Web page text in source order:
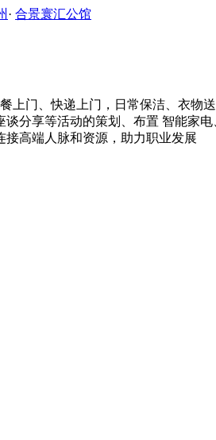
· 合景寰汇公馆
上门、快递上门，日常保洁、衣物
谈分享等活动的策划、布置 智能家
接高端人脉和资源，助力职业发展